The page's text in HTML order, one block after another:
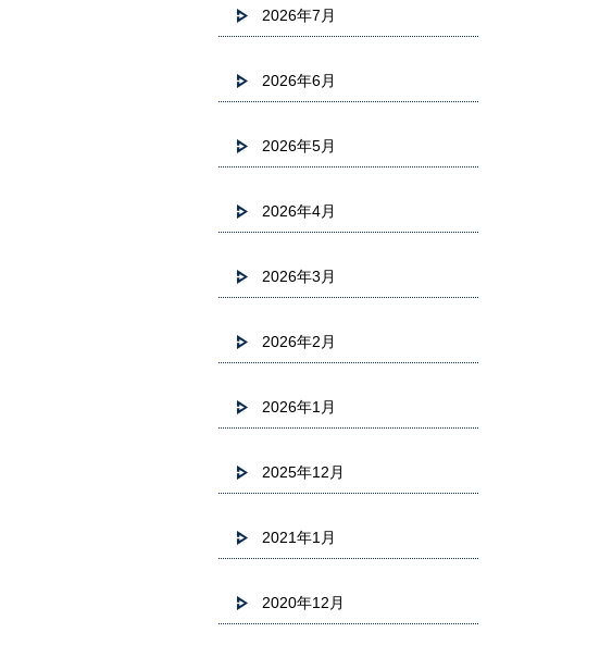
2026年7月
2026年6月
2026年5月
2026年4月
2026年3月
2026年2月
2026年1月
2025年12月
2021年1月
2020年12月